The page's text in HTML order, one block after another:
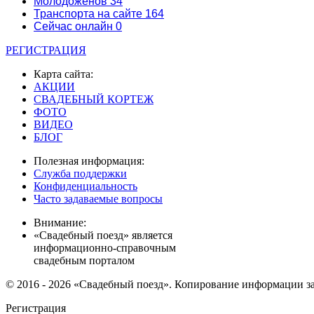
Транспорта на сайте 164
Сейчас онлайн 0
РЕГИСТРАЦИЯ
Карта сайта:
АКЦИИ
СВАДЕБНЫЙ КОРТЕЖ
ФОТО
ВИДЕО
БЛОГ
Полезная информация:
Служба поддержки
Конфиденциальность
Часто задаваемые вопросы
Внимание:
«Свадебный поезд» является
информационно-справочным
свадебным порталом
© 2016 - 2026 «Свадебный поезд». Копирование информации
Регистрация